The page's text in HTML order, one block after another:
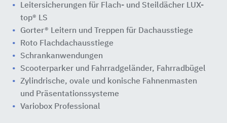
Leitersicherungen für Flach- und Steildächer LUX-
top® LS
Gorter® Leitern und Treppen für Dachausstiege
Roto Flachdachausstiege
Schrankanwendungen
Scooterparker und Fahrradgeländer, Fahrradbügel
Zylindrische, ovale und konische Fahnenmasten
und Präsentationssysteme
Variobox Professional